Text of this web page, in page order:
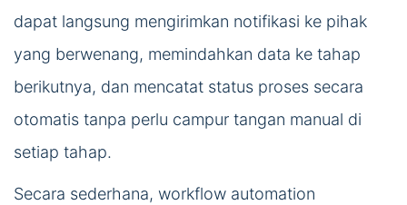
dapat langsung mengirimkan notifikasi ke pihak
yang berwenang, memindahkan data ke tahap
berikutnya, dan mencatat status proses secara
otomatis tanpa perlu campur tangan manual di
setiap tahap.
Secara sederhana, workflow automation